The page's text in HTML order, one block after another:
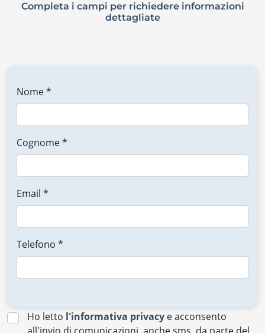
Completa i campi per richiedere informazioni
dettagliate
Nome *
Cognome *
Email *
Telefono *
Ho letto l'informativa privacy e acconsento